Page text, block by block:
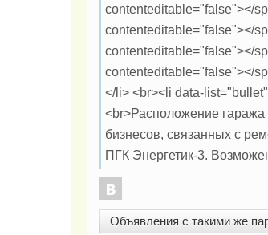
contenteditable="false"></
contenteditable="false"></
contenteditable="false"></
contenteditable="false"></
</li> <br><li data-
<br>Расположение гаража
бизнесов, связанных с
ПГК Энергетик-3.
Объявления с такими же